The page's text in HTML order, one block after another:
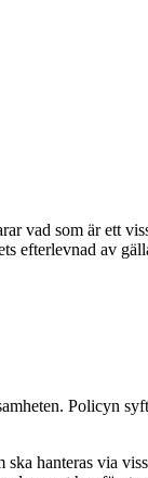
vad som är ett
efterlevnad av
Policyn
hanteras via